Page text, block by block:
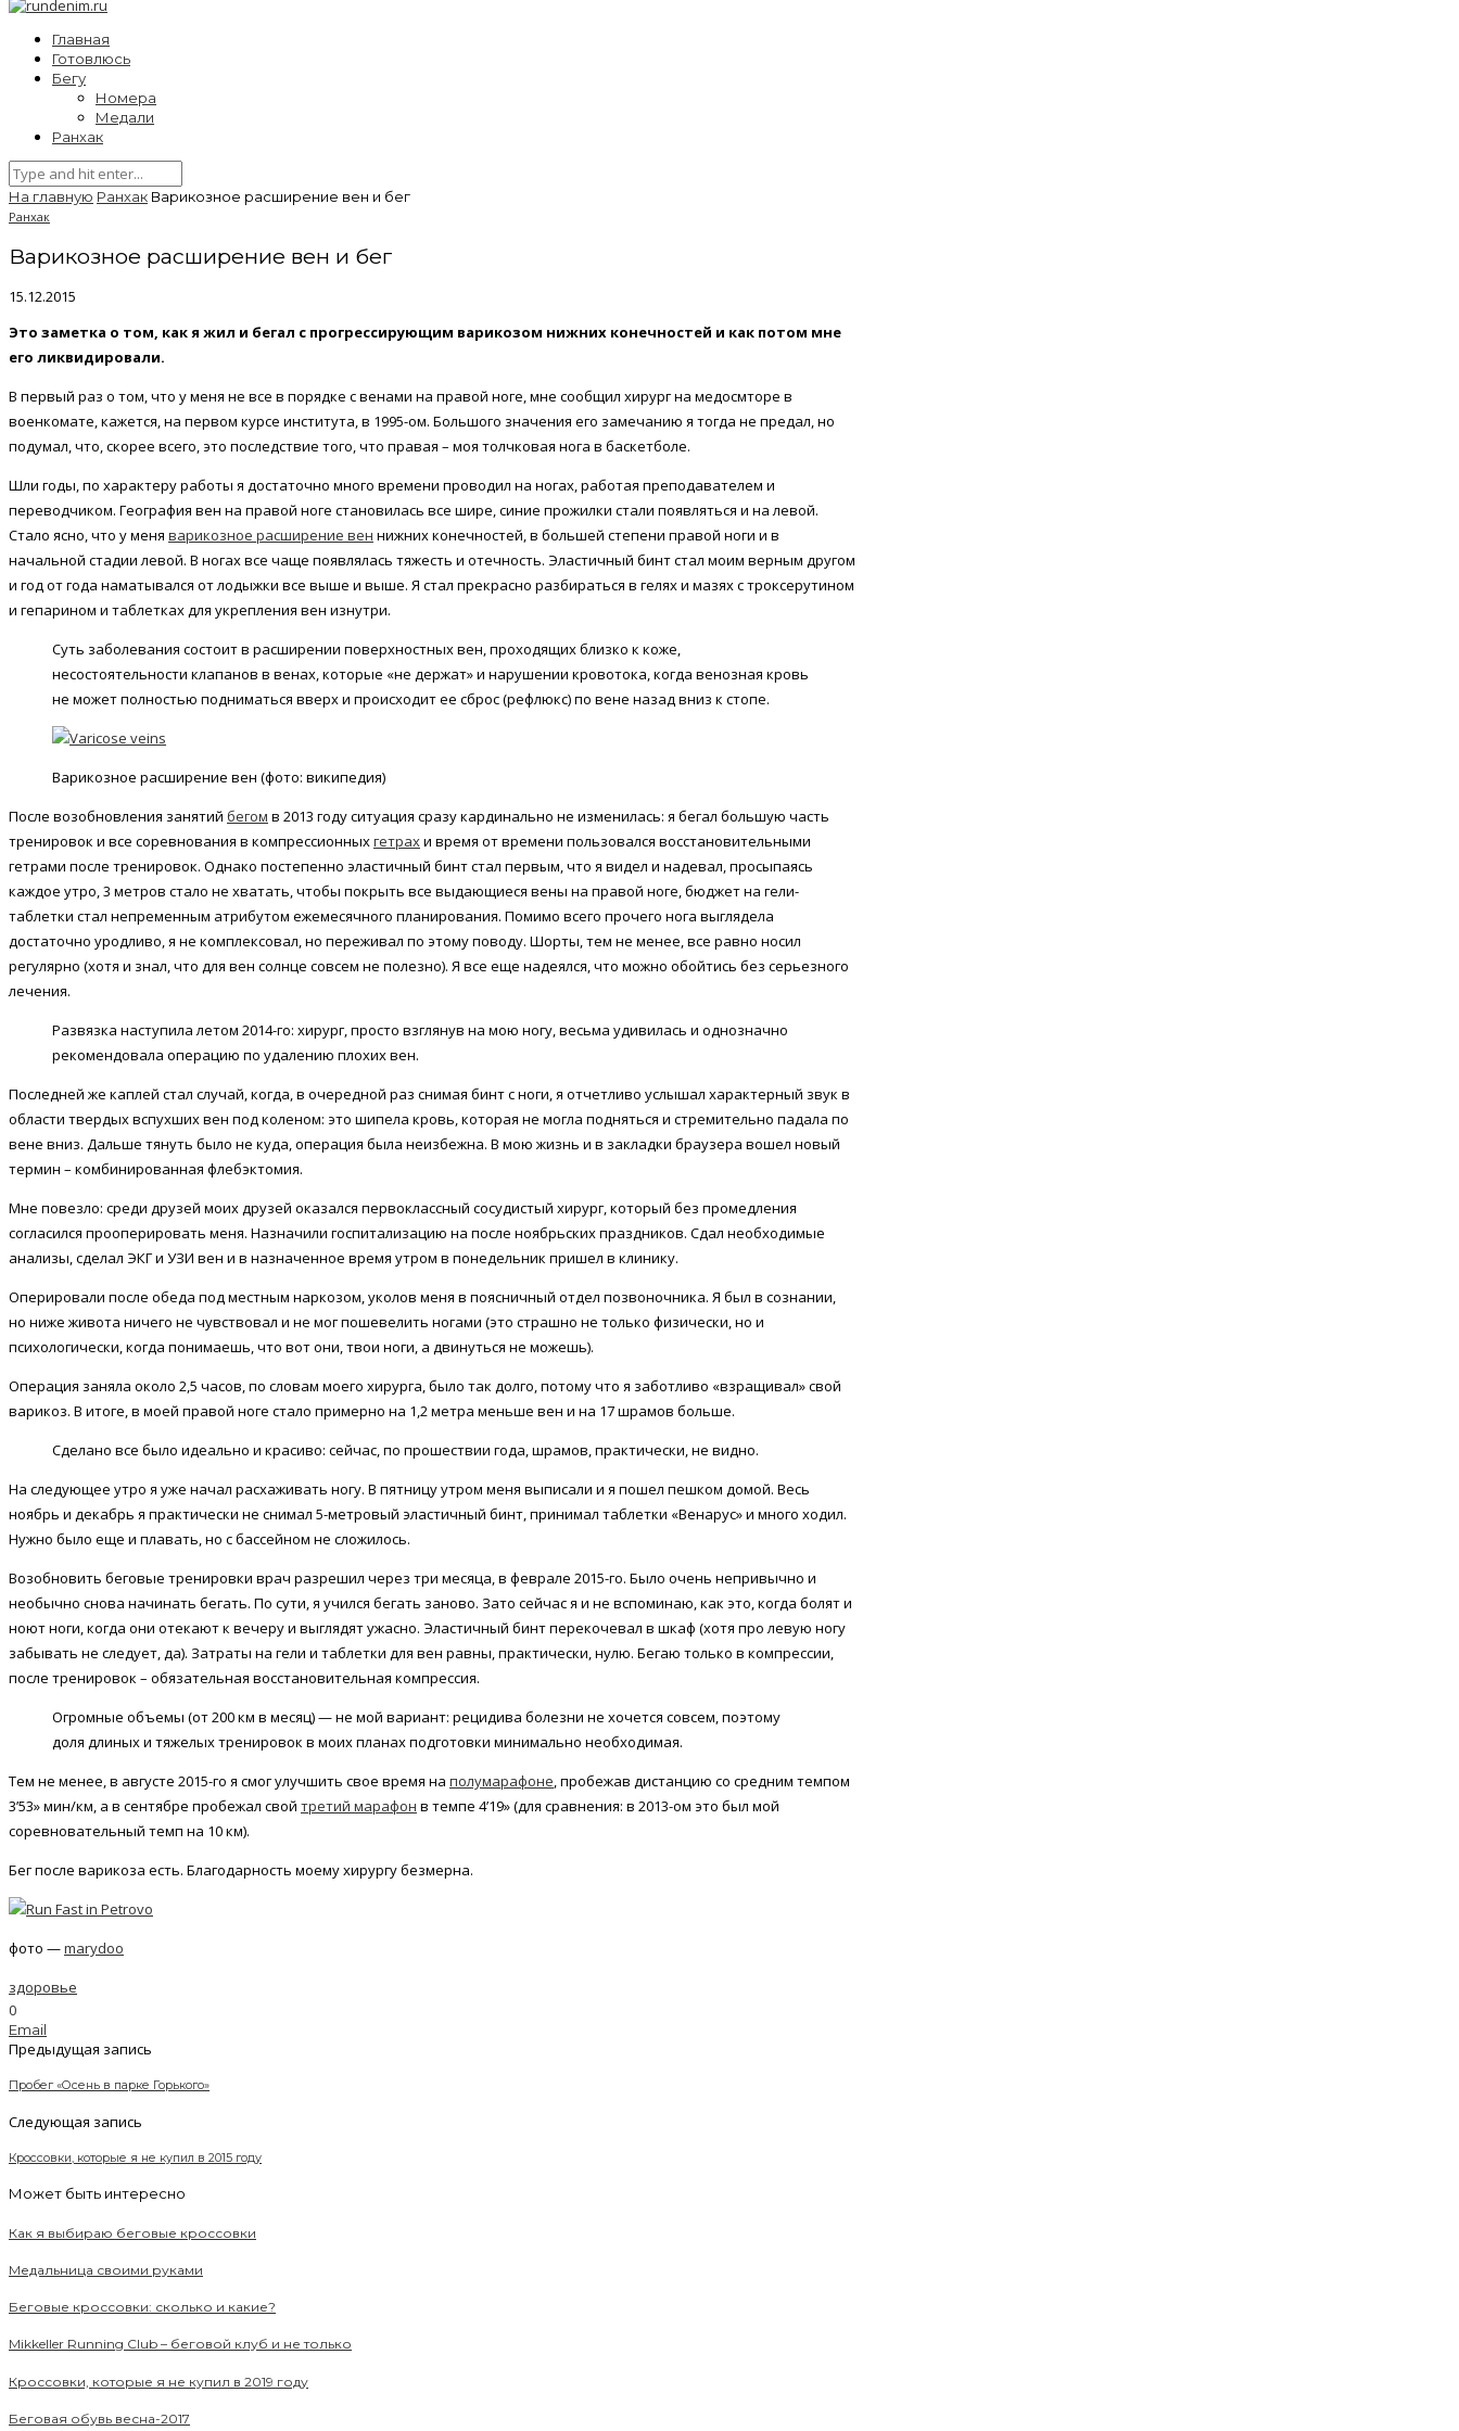
Главная
Готовлюсь
Бегу
Номера
Медали
Ранхак
На главную Ранхак Варикозное расширение вен и бег
Ранхак
Варикозное расширение вен и бег
15.12.2015
Это заметка о том, как я жил и бегал с прогрессирующим варикозом нижних конечностей и как потом мне
его ликвидировали.
В первый раз о том, что у меня не все в порядке с венами на правой ноге, мне сообщил хирург на медосмторе в
военкомате, кажется, на первом курсе института, в 1995-ом. Большого значения его замечанию я тогда не предал, но
подумал, что, скорее всего, это последствие того, что правая – моя толчковая нога в баскетболе.
Шли годы, по характеру работы я достаточно много времени проводил на ногах, работая преподавателем и
переводчиком. География вен на правой ноге становилась все шире, синие прожилки стали появляться и на левой.
Стало ясно, что у меня варикозное расширение вен нижних конечностей, в большей степени правой ноги и в
начальной стадии левой. В ногах все чаще появлялась тяжесть и отечность. Эластичный бинт стал моим верным другом
и год от года наматывался от лодыжки все выше и выше. Я стал прекрасно разбираться в гелях и мазях с троксерутином
и гепарином и таблетках для укрепления вен изнутри.
Суть заболевания состоит в расширении поверхностных вен, проходящих близко к коже,
несостоятельности клапанов в венах, которые «не держат» и нарушении кровотока, когда венозная кровь
не может полностью подниматься вверх и происходит ее сброс (рефлюкс) по вене назад вниз к стопе.
Варикозное расширение вен (фото: википедия)
После возобновления занятий бегом в 2013 году ситуация сразу кардинально не изменилась: я бегал большую часть
тренировок и все соревнования в компрессионныхгетрахи время от времени пользовался восстановительными
гетрами после тренировок. Однако постепенно эластичный бинт стал первым, что я видел и надевал, просыпаясь
каждое утро, 3 метров стало не хватать, чтобы покрыть все выдающиеся вены на правой ноге, бюджет на гели-
таблетки стал непременным атрибутом ежемесячного планирования. Помимо всего прочего нога выглядела
достаточно уродливо, я не комплексовал, но переживал по этому поводу. Шорты, тем не менее, все равно носил
регулярно (хотя и знал, что для вен солнце совсем не полезно). Я все еще надеялся, что можно обойтись без серьезного
лечения.
Развязка наступила летом 2014-го: хирург, просто взглянув на мою ногу, весьма удивилась и однозначно
рекомендовала операцию по удалению плохих вен.
Последней же каплей стал случай, когда, в очередной раз снимая бинт с ноги, я отчетливо услышал характерный звук в
области твердых вспухших вен под коленом: это шипела кровь, которая не могла подняться и стремительно падала по
вене вниз. Дальше тянуть было не куда, операция была неизбежна. В мою жизнь и в закладки браузера вошел новый
термин – комбинированная флебэктомия.
Мне повезло: среди друзей моих друзей оказался первоклассный сосудистый хирург, который без промедления
согласился прооперировать меня. Назначили госпитализацию на после ноябрьских праздников. Сдал необходимые
анализы, сделал ЭКГ и УЗИ вен и в назначенное время утром в понедельник пришел в клинику.
Оперировали после обеда под местным наркозом, уколов меня в поясничный отдел позвоночника. Я был в сознании,
но ниже живота ничего не чувствовал и не мог пошевелить ногами (это страшно не только физически, но и
психологически, когда понимаешь, что вот они, твои ноги, а двинуться не можешь).
Операция заняла около 2,5 часов, по словам моего хирурга, было так долго, потому что я заботливо «взращивал» свой
варикоз. В итоге, в моей правой ноге стало примерно на 1,2 метра меньше вен и на 17 шрамов больше.
Сделано все было идеально и красиво: сейчас, по прошествии года, шрамов, практически, не видно.
На следующее утро я уже начал расхаживать ногу. В пятницу утром меня выписали и я пошел пешком домой. Весь
ноябрь и декабрь я практически не снимал 5-метровый эластичный бинт, принимал таблетки «Венарус» и много ходил.
Нужно было еще и плавать, но с бассейном не сложилось.
Возобновить беговые тренировки врач разрешил через три месяца, в феврале 2015-го. Было очень непривычно и
необычно снова начинать бегать. По сути, я учился бегать заново. Зато сейчас я и не вспоминаю, как это, когда болят и
ноют ноги, когда они отекают к вечеру и выглядят ужасно. Эластичный бинт перекочевал в шкаф (хотя про левую ногу
забывать не следует, да). Затраты на гели и таблетки для вен равны, практически, нулю. Бегаю только в компрессии,
после тренировок – обязательная восстановительная компрессия.
Огромные объемы (от 200 км в месяц) — не мой вариант: рецидива болезни не хочется совсем, поэтому
доля длиных и тяжелых тренировок в моих планах подготовки минимально необходимая.
Тем не менее, в августе 2015-го я смог улучшить свое время на полумарафоне, пробежав дистанцию со средним темпом
3’53» мин/км, а в сентябре пробежал свой третий марафон в темпе 4’19» (для сравнения: в 2013-ом это был мой
соревновательный темп на 10 км).
Бег после варикоза есть. Благодарность моему хирургу безмерна.
фото —marydoo
здоровье
0
Email
Предыдущая запись
Пробег «Осень в парке Горького»
Следующая запись
Кроссовки, которые я не купил в 2015 году
Может быть интересно
Как я выбираю беговые кроссовки
Медальница своими руками
Беговые кроссовки: сколько и какие?
Mikkeller Running Club – беговой клуб и не только
Кроссовки, которые я не купил в 2019 году
Беговая обувь весна-2017